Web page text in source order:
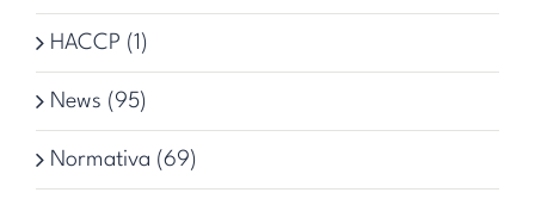
HACCP (1)
News (95)
Normativa (69)